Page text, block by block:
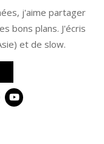
j'aime partager
bons plans. J'écris
et de slow.